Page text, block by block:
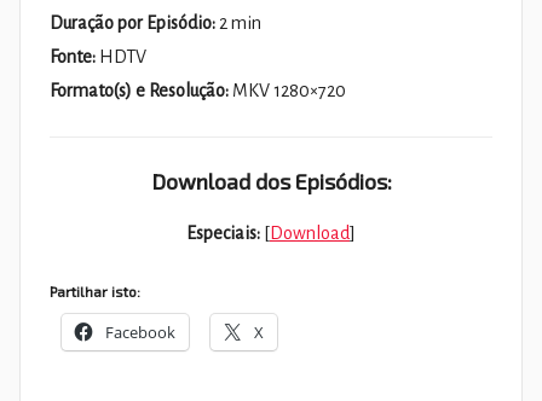
Duração por Episódio: 2 min
Fonte: HDTV
Formato(s) e Resolução: MKV 1280×720
Download dos Episódios:
Especiais: [Download]
Partilhar isto:
Facebook X